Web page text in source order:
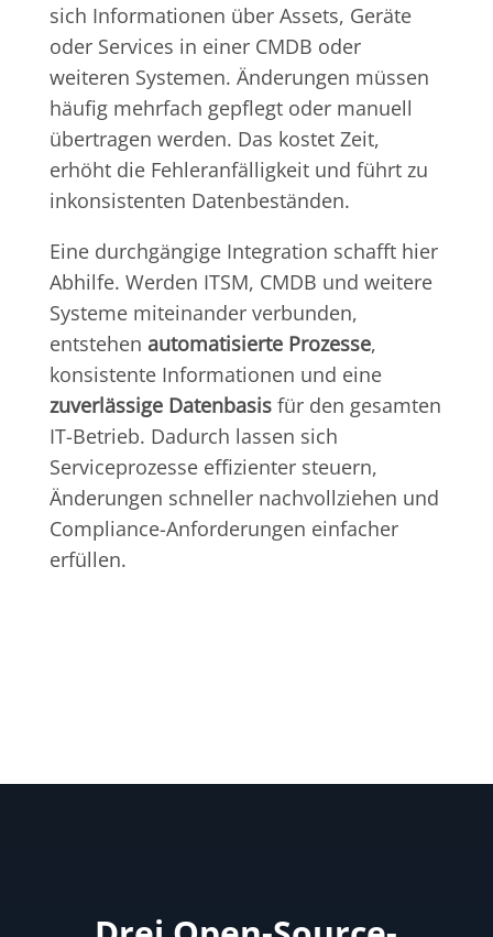
sich Informationen über Assets, Geräte
oder Services in einer CMDB oder
weiteren Systemen. Änderungen müssen
häufig mehrfach gepflegt oder manuell
übertragen werden. Das kostet Zeit,
erhöht die Fehleranfälligkeit und führt zu
inkonsistenten Datenbeständen.
Eine durchgängige Integration schafft hier
Abhilfe. Werden ITSM, CMDB und weitere
Systeme miteinander verbunden,
entstehen automatisierte Prozesse,
konsistente Informationen und eine
zuverlässige Datenbasisfür den gesamten
IT-Betrieb. Dadurch lassen sich
Serviceprozesse effizienter steuern,
Änderungen schneller nachvollziehen und
Compliance-Anforderungen einfacher
erfüllen.